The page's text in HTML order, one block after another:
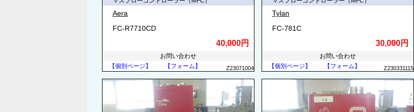
Aera
FC-R7710CD
40,000円
お問い合わせ
【個別ページ】
【フォーム】 Z23071004
Tylan
FC-781C
30,000円
お問い合わせ
【個別ページ】
【フォーム】 Z230331115